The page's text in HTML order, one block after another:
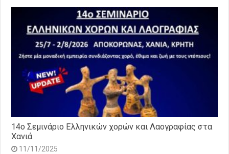
14o Σεμινάριο Ελληνικών χορών και Λαογραφίας στα
Χανιά
11/11/2025